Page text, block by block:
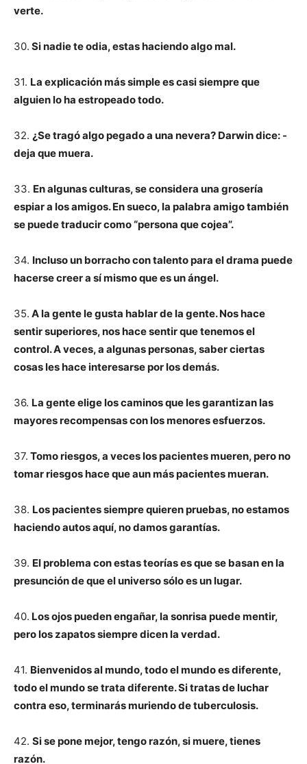
verte.
30. Si nadie te odia, estas haciendo algo mal.
31. La explicación más simple es casi siempre que
alguien lo ha estropeado todo.
32. ¿Se tragó algo pegado a una nevera? Darwin dice: -
deja que muera.
33. En algunas culturas, se considera una grosería
espiar a los amigos. En sueco, la palabra amigo también
se puede traducir como “persona que cojea”.
34. Incluso un borracho con talento para el drama puede
hacerse creer a sí mismo que es un ángel.
35. A la gente le gusta hablar de la gente. Nos hace
sentir superiores, nos hace sentir que tenemos el
control. A veces, a algunas personas, saber ciertas
cosas les hace interesarse por los demás.
36. La gente elige los caminos que les garantizan las
mayores recompensas con los menores esfuerzos.
37. Tomo riesgos, a veces los pacientes mueren, pero no
tomar riesgos hace que aun más pacientes mueran.
38. Los pacientes siempre quieren pruebas, no estamos
haciendo autos aquí, no damos garantías.
39. El problema con estas teorías es que se basan en la
presunción de que el universo sólo es un lugar.
40. Los ojos pueden engañar, la sonrisa puede mentir,
pero los zapatos siempre dicen la verdad.
41. Bienvenidos al mundo, todo el mundo es diferente,
todo el mundo se trata diferente. Si tratas de luchar
contra eso, terminarás muriendo de tuberculosis.
42. Si se pone mejor, tengo razón, si muere, tienes
razón.